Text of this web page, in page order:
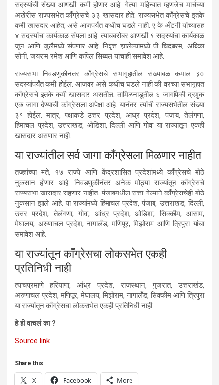
सदस्यांची संख्या आणखी कमी होणार आहे. गेल्या महिन्यात म्हणजेच मार्चच्या
अखेरीस राज्यसभेत काँग्रेसचे ३३ खासदार होते. राज्यसभेत काँग्रेसचे इतके
कमी खासदार आहेत, असे आजपर्यंत कधीच घडले नाही. ए के अँटनी यांच्यासह
४ सदस्यांचा कार्यकाळ संपला आहे. त्याचबरोबर आणखी ९ सदस्यांचा कार्यकाळ
जून आणि जुलैमध्ये संपणार आहे. निवृत्त झालेल्यांमध्ये पी चिदंबरम, अंबिका
सोनी, जयराम रमेश आणि कपिल सिब्बल यांचाही समावेश आहे.
राज्यसभा निवडणुकीनंतर काँग्रेसचे सभागृहातील संख्याबळ कमाल ३०
सदस्यांपर्यंत कमी होईल. आजवर असे कधीच घडले नाही की वरच्या सभागृहात
काँग्रेसचे इतके कमी खासदार असतील. तामिळनाडूतील ६ जागांपैकी द्रमुक
एक जागा देण्याची काँग्रेसला अपेक्षा आहे. यानंतर त्यांची राज्यसभेतील संख्या
३१ होईल. मात्र, पक्षाकडे उत्तर प्रदेश, आंध्र प्रदेश, पंजाब, तेलंगणा,
हिमाचल प्रदेश, उत्तराखंड, ओडिशा, दिल्ली आणि गोवा या राज्यांतून एकही
खासदार असणार नाही.
या राज्यांतील सर्व जागा काँग्रेसला मिळणार नाहीत
तज्ज्ञांच्या मते, १७ राज्ये आणि केंद्रशासित प्रदेशांमध्ये काँग्रेसचे मोठे
नुकसान होणार आहे. निवडणुकीनंतर अनेक मोठ्या राज्यांतून काँग्रेसचे
राज्यसभा खासदार राहणार नाहीत. पंजाबमधील सत्ता गेल्याने काँग्रेसचेही मोठे
नुकसान झाले आहे. या राज्यांमध्ये हिमाचल प्रदेश, पंजाब, उत्तराखंड, दिल्ली,
उत्तर प्रदेश, तेलंगणा, गोवा, आंध्र प्रदेश, ओडिशा, सिक्कीम, आसाम,
मेघालय, अरुणाचल प्रदेश, नागालँड, मणिपूर, मिझोराम आणि त्रिपुरा यांचा
समावेश आहे.
या राज्यांतून काँग्रेसचा लोकसभेत एकही
प्रतिनिधी नाही
त्याचप्रमाणे हरियाणा, आंध्र प्रदेश, राजस्थान, गुजरात, उत्तराखंड,
अरुणाचल प्रदेश, मणिपूर, मेघालय, मिझोराम, नागालँड, सिक्कीम आणि त्रिपुरा
या राज्यांतून काँग्रेसचा लोकसभेत एकही प्रतिनिधी नाही.
हे ही वाचलं का ?
Source link
Share this:
X Facebook More